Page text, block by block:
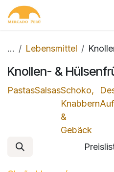
Zum Inhalt springen
... Lebensmittel
Knollen- &
PastasSalsasSchoko,
Knabbern
&
Gebäck